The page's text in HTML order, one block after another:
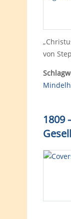
von
1809